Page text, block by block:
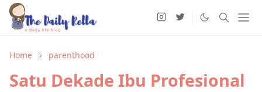
Home parenthood
Satu Dekade Ibu Profesional